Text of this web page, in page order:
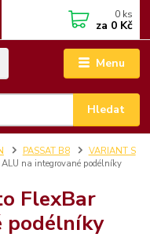
Menu
Hledat
0 ks
za 0 Kč
PASSAT B8
VARIANT S
na integrované podélníky
FlexBar
podélníky